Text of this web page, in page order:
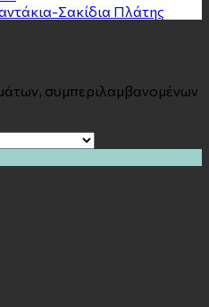
Σακίδια Πλάτης
συμπεριλαμβανομένων